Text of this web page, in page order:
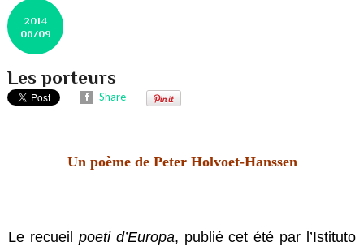
2014
06/09
Les porteurs
Share
Un poème de Peter Holvoet-Hanssen
Le recueil poeti d’Europa, publié cet été par l’Istituto